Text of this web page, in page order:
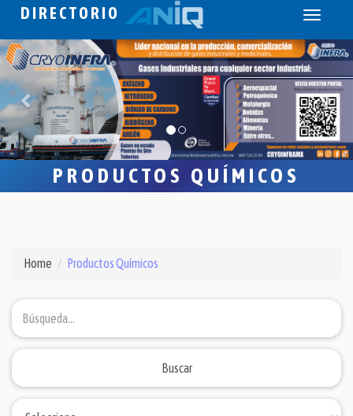
DIRECTORIO
Toggle
PRODUCTOS QUÍMICOS
Home Productos Químicos